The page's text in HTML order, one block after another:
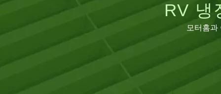
RV 냉
모터홈